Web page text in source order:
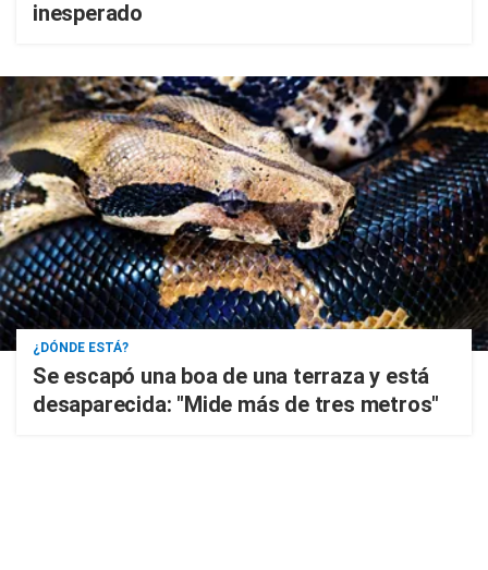
inesperado
¿DÓNDE ESTÁ?
Se escapó una boa de una terraza y está
desaparecida: "Mide más de tres metros"